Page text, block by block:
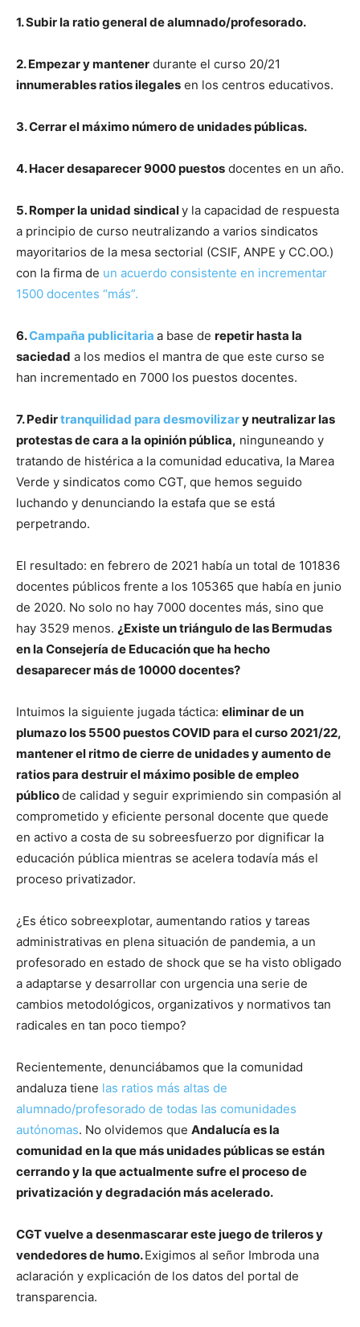
1. Subir la ratio general de alumnado/profesorado.
2. Empezar y mantener durante el curso 20/21
innumerables ratios ilegales en los centros educativos.
3. Cerrar el máximo número de unidades públicas.
4. Hacer desaparecer 9000 puestos docentes en un año.
5. Romper la unidad sindicaly la capacidad de respuesta
a principio de curso neutralizando a varios sindicatos
mayoritarios de la mesa sectorial (CSIF, ANPE y CC.OO.)
con la firma de un acuerdo consistente en incrementar
1500 docentes “más”.
6.Campaña publicitaria a base de repetir hasta la
saciedad a los medios el mantra de que este curso se
han incrementado en 7000 los puestos docentes.
7. Pedirtranquilidad para desmovilizary neutralizar las
protestas de cara a la opinión pública, ninguneando y
tratando de histérica a la comunidad educativa, la Marea
Verde y sindicatos como CGT, que hemos seguido
luchando y denunciando la estafa que se está
perpetrando.
El resultado: en febrero de 2021 había un total de 101836
docentes públicos frente a los 105365 que había en junio
de 2020. No solo no hay 7000 docentes más, sino que
hay 3529 menos. ¿Existe un triángulo de las Bermudas
en la Consejería de Educación que ha hecho
desaparecer más de 10000 docentes?
Intuimos la siguiente jugada táctica: eliminar de un
plumazo los 5500 puestos COVID para el curso 2021/22,
mantener el ritmo de cierre de unidades y aumento de
ratios para destruir el máximo posible de empleo
públicode calidad y seguir exprimiendo sin compasión al
comprometido y eficiente personal docente que quede
en activo a costa de su sobreesfuerzo por dignificar la
educación pública mientras se acelera todavía más el
proceso privatizador.
¿Es ético sobreexplotar, aumentando ratios y tareas
administrativas en plena situación de pandemia, a un
profesorado en estado de shock que se ha visto obligado
a adaptarse y desarrollar con urgencia una serie de
cambios metodológicos, organizativos y normativos tan
radicales en tan poco tiempo?
Recientemente, denunciábamos que la comunidad
andaluza tiene las ratios más altas de
alumnado/profesorado de todas las comunidades
autónomas. No olvidemos que Andalucía es la
comunidad en la que más unidades públicas se están
cerrando y la que actualmente sufre el proceso de
privatización y degradación más acelerado.
CGT vuelve a desenmascarar este juego de trileros y
vendedores de humo.Exigimos al señor Imbroda una
aclaración y explicación de los datos del portal de
transparencia.